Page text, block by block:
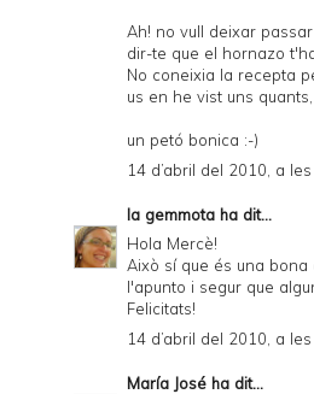
Ah! no vull deixar
dir-te que el hornazo
No coneixia la recepta
us en he vist uns
un petó bonica :-)
14 d’abril del 2010, a
la gemmota ha dit...
Hola Mercè!
Això sí que és una bona
l'apunto i segur que
Felicitats!
14 d’abril del 2010, a
María José ha dit...